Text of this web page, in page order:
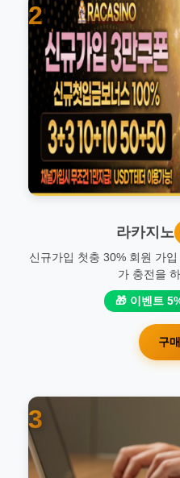
2
라카지노
신규가입 첫충 30% 회원 가
가 충전을
🎁 이벤트
구
3